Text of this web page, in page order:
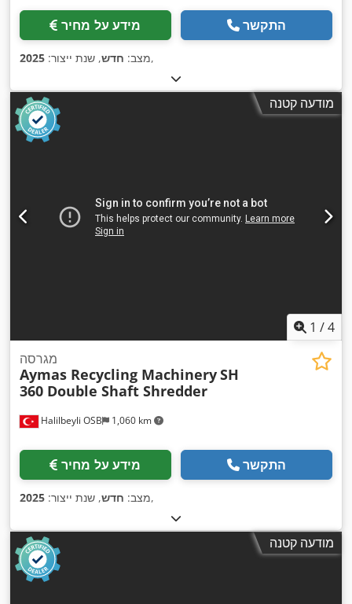
מידע על מחיר התקשר
מצב: חדש, שנת ייצור: 2025 ,
מודעה קטנה
1 /4
Halilbeyli OSB 1,060 km
מגרסה
Aymas Recycling MachinerySH
360 Double Shaft Shredder
מידע על מחיר התקשר
מצב: חדש, שנת ייצור: 2025 ,
מודעה קטנה